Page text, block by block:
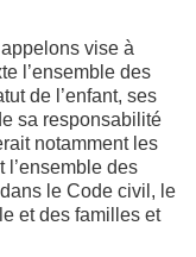
vise à
l’ensemble des
de l’enfant, ses
sa responsabilité
notamment les
l’ensemble des
le Code civil, le
et des familles et